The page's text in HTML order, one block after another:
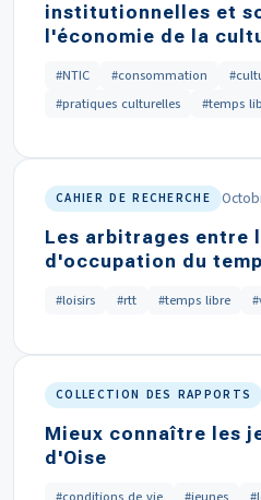
institutionnelles et
l'économie de la
#NTIC #consommation
#pratiques culturelles
#temps
CAHIER DE RECHERCHE
Les arbitrages entre
d'occupation du
#loisirs #rtt #temps libre
COLLECTION DES RAPPORTS
Mieux connaître les
d'Oise